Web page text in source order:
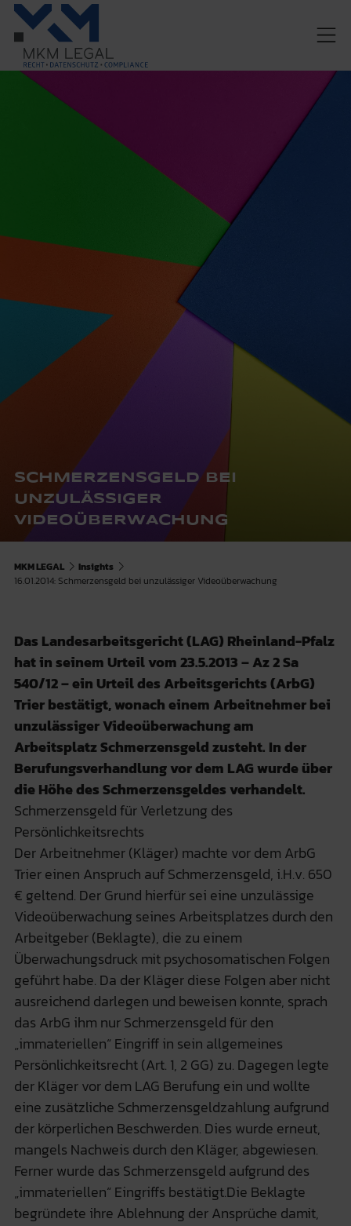
SCHMERZENSGELD BEI
UNZULÄSSIGER
VIDEOÜBERWACHUNG
MKM LEGAL
Insights
16.01.2014: Schmerzensgeld bei unzulässiger Videoüberwachung
Das Landesarbeitsgericht (LAG) Rheinland-Pfalz
hat in seinem Urteil vom 23.5.2013 – Az 2 Sa
540/12 – ein Urteil des Arbeitsgerichts (ArbG)
Trier bestätigt, wonach einem Arbeitnehmer bei
unzulässiger Videoüberwachung am
Arbeitsplatz Schmerzensgeld zusteht. In der
Berufungsverhandlung vor dem LAG wurde über
die Höhe des Schmerzensgeldes verhandelt.
Schmerzensgeld für Verletzung des
Persönlichkeitsrechts
Der Arbeitnehmer (Kläger) machte vor dem ArbG
Trier einen Anspruch auf Schmerzensgeld, i.H.v. 650
€ geltend. Der Grund hierfür sei eine unzulässige
Videoüberwachung seines Arbeitsplatzes durch den
Arbeitgeber (Beklagte), die zu einem
Überwachungsdruck mit psychosomatischen Folgen
geführt habe. Da der Kläger diese Folgen aber nicht
ausreichend darlegen und beweisen konnte, sprach
das ArbG ihm nur Schmerzensgeld für den
„immateriellen“ Eingriff in sein allgemeines
Persönlichkeitsrecht (Art. 1, 2 GG) zu. Dagegen legte
der Kläger vor dem LAG Berufung ein und wollte
eine zusätzliche Schmerzensgeldzahlung aufgrund
der körperlichen Beschwerden. Dies wurde erneut,
mangels Nachweis durch den Kläger, abgewiesen.
Ferner wurde das Schmerzensgeld aufgrund des
„immateriellen“ Eingriffs bestätigt.Die Beklagte
begründete ihre Ablehnung der Ansprüche damit,